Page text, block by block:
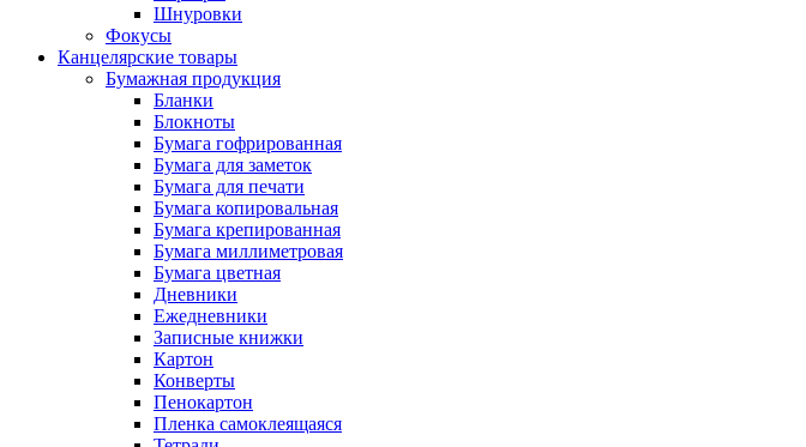
Шнуровки
Фокусы
Канцелярские товары
Бумажная продукция
Бланки
Блокноты
Бумага гофрированная
Бумага для заметок
Бумага для печати
Бумага копировальная
Бумага крепированная
Бумага миллиметровая
Бумага цветная
Дневники
Ежедневники
Записные книжки
Картон
Конверты
Пенокартон
Пленка самоклеящаяся